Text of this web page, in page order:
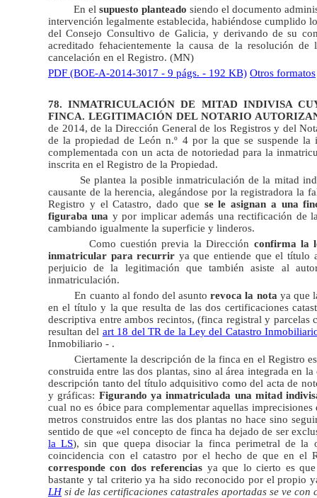
En el supuesto planteado siendo el documento
intervención legalmente establecida, habiéndose cumplido
del Consejo Consultivo de Galicia, y derivando de su
acreditado fehacientemente la causa de la resolución
cancelación en el Registro. (MN)
PDF (BOE-A-2014-3017 - 9 págs. - 192 KB) Otros formatos
78. INMATRICULACIÓN DE MITAD INDIVISA
FINCA. LEGITIMACIÓN DEL NOTARIO
de 2014, de la Dirección General de los Registros y del
de la propiedad de León n.º 4 por la que se suspende
complementada con un acta de notoriedad para la
inscrita en el Registro de la Propiedad.
Se plantea la posible inmatriculación de la mitad
causante de la herencia, alegándose por la registradora la
Registro y el Catastro, dado que se le asignan a una
figuraba una y por implicar además una rectificación de
cambiando igualmente la superficie y linderos.
Como cuestión previa la Dirección confirma la
inmatricular para recurrir ya que entiende que el título
perjuicio de la legitimación que también asiste al
inmatriculación.
En cuanto al fondo del asuntorevoca la nota ya que
en el título y la que resulta de las dos certificaciones
descriptiva entre ambos recintos, (finca registral y parcelas
resultan del art 18 del TR de la Ley del Catastro
Inmobiliario - .
Ciertamente la descripción de la finca en el Registro
construida entre las dos plantas, sino al área integrada en
descripción tanto del título adquisitivo como del acta de
y gráficas: Figurando ya inmatriculada una mitad
cual no es óbice para complementar aquellas
metros construidos entre las dos plantas no hace sino
sentido de que «el concepto de finca ha dejado de ser
la LS), sin que quepa disociar la finca perimetral de la
coincidencia con el catastro por el hecho de que en el
corresponde con dos referencias ya que lo cierto es
bastante y tal criterio ya ha sido reconocido por el propio
LHsi de las certificaciones catastrales aportadas se ve con